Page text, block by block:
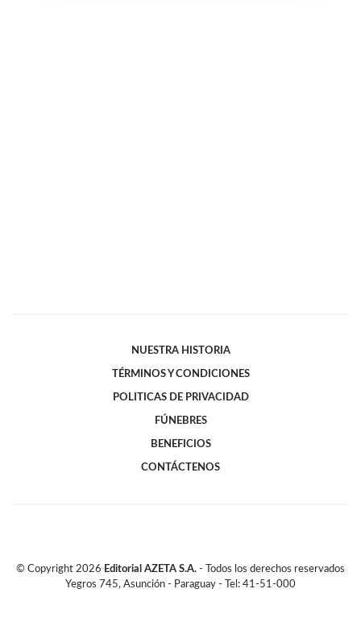
NUESTRA HISTORIA
TÉRMINOS Y CONDICIONES
POLITICAS DE PRIVACIDAD
FÚNEBRES
BENEFICIOS
CONTÁCTENOS
© Copyright 2026 Editorial AZETA S.A. - Todos los derechos reservados
Yegros 745, Asunción - Paraguay - Tel: 41-51-000